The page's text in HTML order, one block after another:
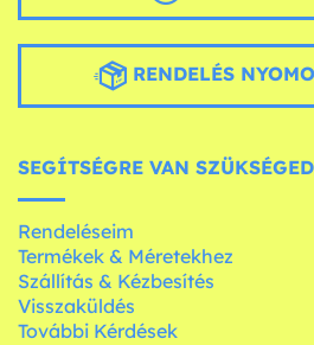
RENDELÉS
SEGÍTSÉGRE VAN
Rendeléseim
Termékek & Méretekhez
Szállítás & Kézbesítés
Visszaküldés
További Kérdések